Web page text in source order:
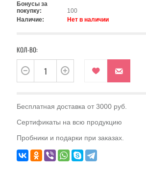
Бонусы за
покупку:
100
Наличие:
Нет в наличии
КОЛ-ВО:
Бесплатная доставка от 3000 руб.
Сертификаты на всю продукцию
Пробники и подарки при заказах.